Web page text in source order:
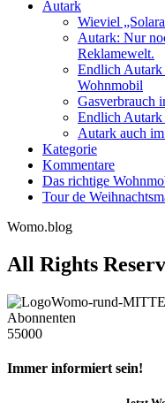
Autark
Wieviel
Autark: Nur
Reklamewelt.
Endlich Autark
Wohnmobil
Gasverbrauch
Endlich
Autark auch
Kategorie
Kommentare
Das richtige
Tour de
Womo.blog
All Rights
Abonnenten
55000
Immer informiert sein!